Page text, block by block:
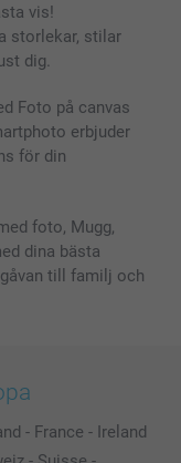
vis!
storlekar, stilar
dig.
Foto på canvas
erbjuder
för din
foto, Mugg,
dina bästa
till familj och
- France - Ireland